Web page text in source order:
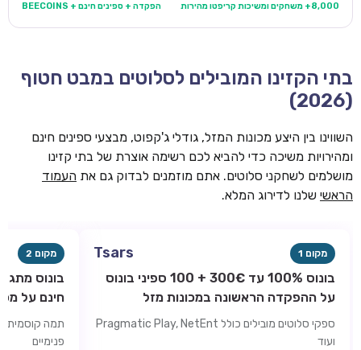
8,000+ משחקים ומשיכות קריפטו מהירות
הפקדה + ספינים חינם + BEECOINS
בתי הקזינו המובילים לסלוטים במבט חטוף
(2026)
השווינו בין היצע מכונות המזל, גודלי ג'קפוט, מבצעי ספינים חינם
ומהירויות משיכה כדי להביא לכם רשימה אוצרת של בתי קזינו
מושלמים לשחקני סלוטים. אתם מוזמנים לבדוק גם את העמוד
הראשי שלנו לדירוג המלא.
Tsars מקום 1
בונוס 100% עד 300€ + 100 ספיני בונוס
על ההפקדה הראשונה במכונות מזל
ספקי סלוטים מובילים כולל Pragmatic Play, NetEnt
ועוד
מקום 2
חינם על
תמה קוסמית
פנימיים